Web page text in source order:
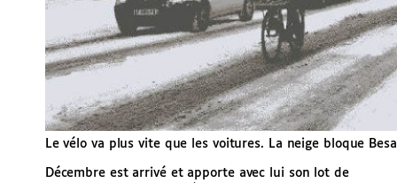
Le vélo va plus vite que les voitures. La neige bloque
Décembre est arrivé et apporte avec lui son lot de